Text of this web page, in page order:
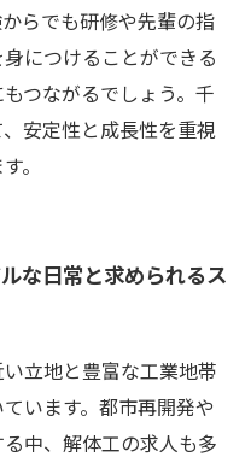
らでも研修や先輩の指
につけることができる
つながるでしょう。千
安定性と成長性を重視
。
な日常と求められるス
立地と豊富な工業地帯
います。都市再開発や
中、解体工の求人も多